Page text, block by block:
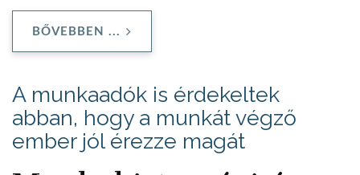
BŐVEBBEN ...
A munkaadók is érdekeltek
abban, hogy a munkát végző
ember jól érezze magát